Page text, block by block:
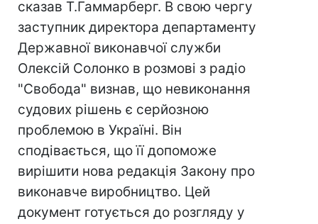
сказав Т.Гаммарберг. В свою чергу
заступник директора департаменту
Державної виконавчої служби
Олексій Солонко в розмові з радіо
"Свобода" визнав, що невиконання
судових рішень є серйозною
проблемою в Україні. Він
сподівається, що її допоможе
вирішити нова редакція Закону про
виконавче виробництво. Цей
документ готується до розгляду у